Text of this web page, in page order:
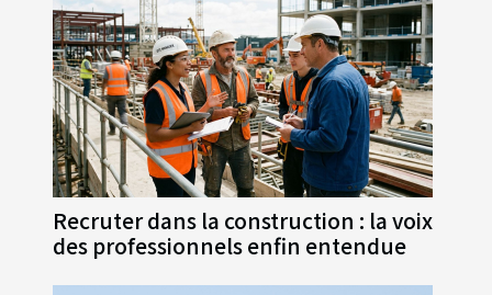
Recruter dans la construction : la voix
des professionnels enfin entendue